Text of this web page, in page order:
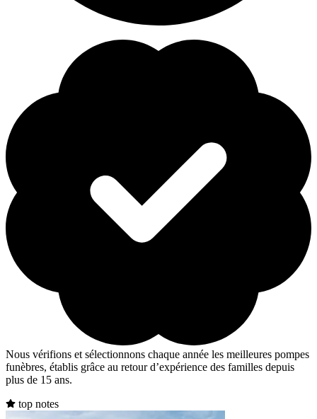
Nous vérifions et sélectionnons chaque année les meilleures pompes
funèbres, établis grâce au retour d’expérience des familles depuis
plus de 15 ans.
top notes